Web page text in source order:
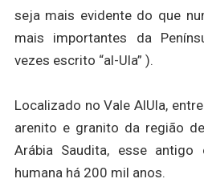
seja mais evidente do que
mais importantes da
vezes escrito “al-Ula” ).
Localizado no Vale AlUla,
arenito e granito da região
Arábia Saudita, esse
humana há 200 mil anos.